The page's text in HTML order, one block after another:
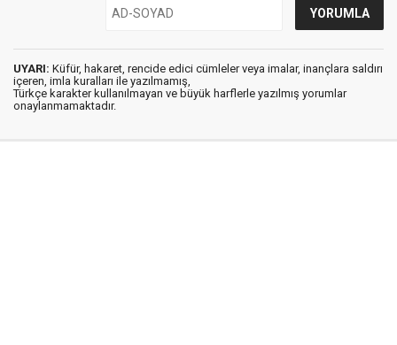
UYARI: Küfür, hakaret, rencide edici cümleler veya imalar, inançlara saldırı
içeren, imla kuralları ile yazılmamış,
Türkçe karakter kullanılmayan ve büyük harflerle yazılmış yorumlar
onaylanmamaktadır.